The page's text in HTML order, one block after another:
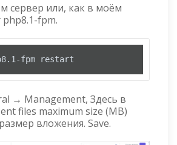
сервер или, как в моём
php8.1-fpm.
fpm restart
→ Management, Здесь в
files maximum size (MB)
вложения. Save.